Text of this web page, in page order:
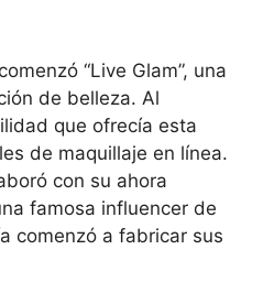
“Live Glam”, una
de belleza. Al
que ofrecía esta
de maquillaje en línea.
con su ahora
famosa influencer de
comenzó a fabricar sus